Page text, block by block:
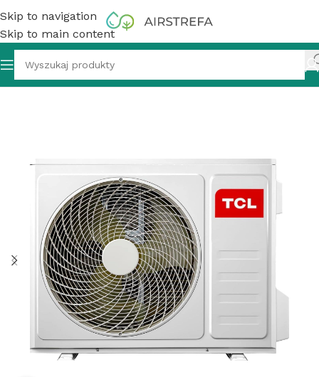
Skip to navigation
Skip to main content
jednostka zewnętrzna TCL FMA-18I2HD/DVO (2) 5,1 kW